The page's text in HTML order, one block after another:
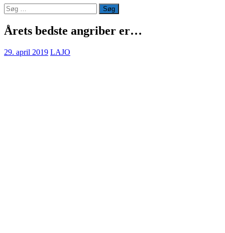
Søg
efter:
Årets bedste angriber er…
29. april 2019 LAJO